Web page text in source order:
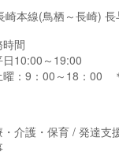
崎本線(鳥栖～長崎)
間
10:00～19:00
：9：00～18：00
ト・アルバイトの方は
も３時間からＯＫです。
・介護・保育 / 発達支